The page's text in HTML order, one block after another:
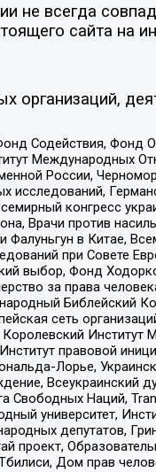
всегда
сайта на
Содействия, Фонд
Международных
России,
конгресс
Врачи против
в Китае,
при Совете
выбор, Фонд
за права
Библейский
сеть
правовой
Лорье,
Всеукраинский
Наций,
университет,
депутатов,
проект,
Дом прав